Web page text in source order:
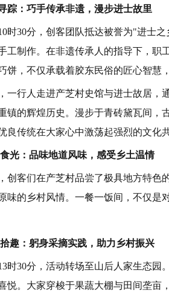
踪：巧手传承非遗，漫步进士故里
10时30分，创客团队抵达被誉为"进
工制作。在非遗传承人的指导下，职
饼，不仅承载着胶东民俗的匠心智慧
一行人走进产芝村史馆与进士故居，
镇的辉煌历史。漫步于青砖黛瓦间，
良传统在大家心中激荡起强烈的文化共
光：品味地道风味，感受乡土温情
创客们在产芝村品尝了极具地方特色
味的乡村风情。一餐一饭间，不仅是
趣：躬身采摘实践，助力乡村振兴
时30分，活动转场至山后人家生态
悦。大家穿梭于果蔬大棚与田间垄亩